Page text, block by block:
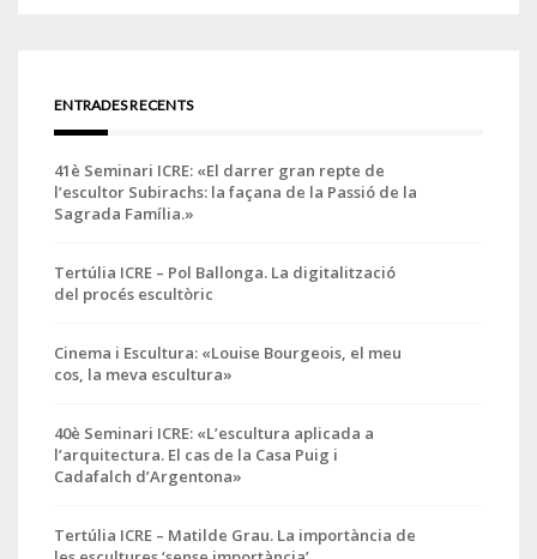
ENTRADES RECENTS
41è Seminari ICRE: «El darrer gran repte de
l’escultor Subirachs: la façana de la Passió de la
Sagrada Família.»
Tertúlia ICRE – Pol Ballonga. La digitalització
del procés escultòric
Cinema i Escultura: «Louise Bourgeois, el meu
cos, la meva escultura»
40è Seminari ICRE: «L’escultura aplicada a
l’arquitectura. El cas de la Casa Puig i
Cadafalch d’Argentona»
Tertúlia ICRE – Matilde Grau. La importància de